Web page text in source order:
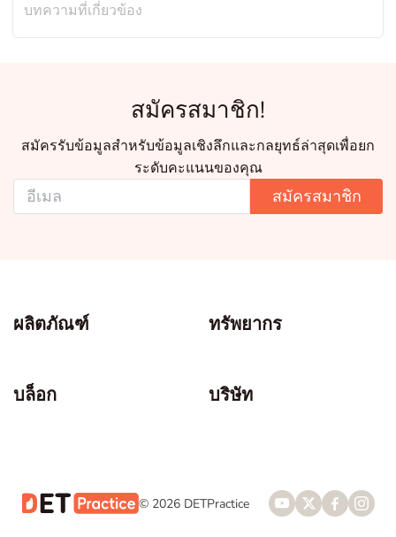
บทความที่เกี่ยวข้อง
สมัครสมาชิก!
สมัครรับข้อมูลสำหรับข้อมูลเชิงลึกและกลยุทธ์ล่าสุดเพื่อยก
ระดับคะแนนของคุณ
สมัครสมาชิก
ผลิตภัณฑ์ ทรัพยากร
บล็อก บริษัท
© 2026 DETPractice